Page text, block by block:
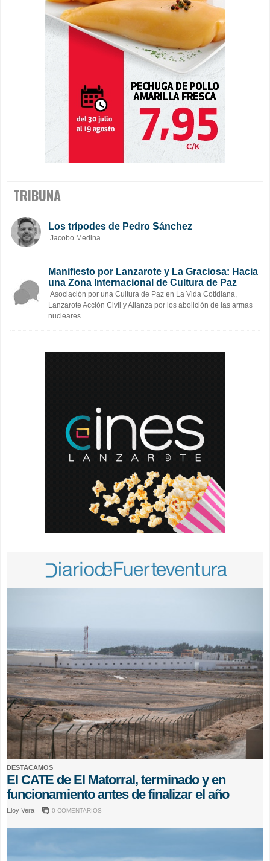
TRIBUNA
Los trípodes de Pedro Sánchez
Jacobo Medina
Manifiesto por Lanzarote y La Graciosa: Hacia
una Zona Internacional de Cultura de Paz
Asociación por una Cultura de Paz en La Vida Cotidiana,
Lanzarote Acción Civil y Alianza por los abolición de las armas
nucleares
DESTACAMOS
El CATE de El Matorral, terminado y en
funcionamiento antes de finalizar el año
Eloy Vera 0 COMENTARIOS